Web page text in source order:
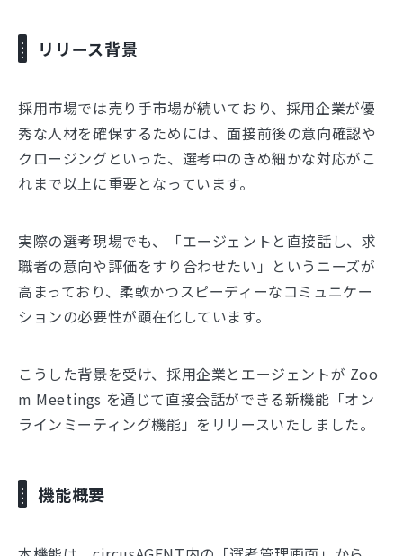
リリース背景
採用市場では売り手市場が続いており、採用企業が優
秀な人材を確保するためには、面接前後の意向確認や
クロージングといった、選考中のきめ細かな対応がこ
れまで以上に重要となっています。
実際の選考現場でも、「エージェントと直接話し、求
職者の意向や評価をすり合わせたい」というニーズが
高まっており、柔軟かつスピーディーなコミュニケー
ションの必要性が顕在化しています。
こうした背景を受け、採用企業とエージェントが Zoo
m Meetings を通じて直接会話ができる新機能「オン
ラインミーティング機能」をリリースいたしました。
機能概要